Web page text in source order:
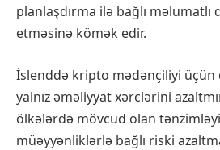
planlaşdırma ilə bağlı
etməsinə kömək edir.
İslenddə kripto mədənçiliyi
yalnız əməliyyat xərclərini
ölkələrdə mövcud olan
müəyyənliklərlə bağlı riski